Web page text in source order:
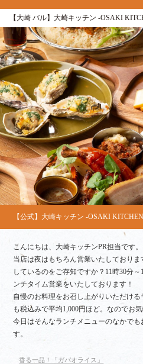
【大崎 バル】大崎キッチン ‐OSAKI
【公式】大崎キッチン ‐OSAKI
こんにちは、大崎キッチンPR担当です。
当店は夜はもちろん営業いたしており
しているのをご存知ですか？11時30分
ンチタイム営業をいたしております！
自慢のお料理をお召し上がりいただけ
も税込みで平均1,000円ほど。なのでお
今日はそんなランチメニューのなかで
す。
香る一品！「ガパオライス」